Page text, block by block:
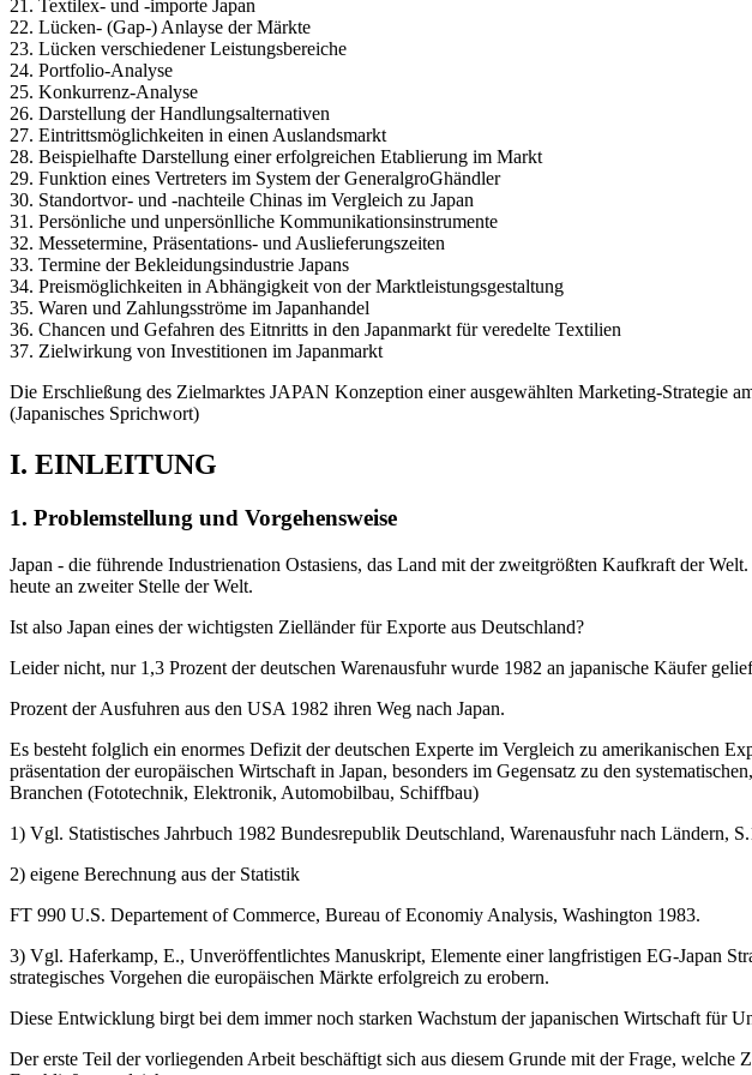
21. Textilex- und -importe Japan
22. Lücken- (Gap-) Anlayse der Märkte
23. Lücken verschiedener Leistungsbereiche
24. Portfolio-Analyse
25. Konkurrenz-Analyse
26. Darstellung der Handlungsalternativen
27. Eintrittsmöglichkeiten in einen Auslandsmarkt
28. Beispielhafte Darstellung einer erfolgreichen Etablierung im Markt
29. Funktion eines Vertreters im System der General­groGhändler
30. Standortvor- und -nachteile Chinas im Vergleich zu Japan
31. Persönliche und unpersönlliche Kommunikations­instrumente
32. Messetermine, Präsentations- und Auslieferungs­zeiten
33. Termine der Bekleidungsindustrie Japans
34. Preismöglichkeiten in Abhängigkeit von der Markt­leistungsgestaltung
35. Waren und Zahlungsströme im Japanhandel
36. Chancen und Gefahren des Eitnritts in den Japan­markt für veredelte Textilien
37. Zielwirkung von Investitionen im Japanmarkt
Die Erschließung des Zielmarktes JAPAN Konzeption einer ausgewählten Marketing-Strategie
(Japanisches Sprichwort)
I. EINLEITUNG
1. Problemstellung und Vorgehensweise
Japan - die führende Industrienation Ostasiens, das Land mit der zweitgrößten Kaufkraft der
heute an zweiter Stelle der Welt.
Ist also Japan eines der wichtigsten Zielländer für Exporte aus Deutschland?
Leider nicht, nur 1,3 Prozent der deutschen Warenausfuhr wurde 1982 an japanische Käufer
Prozent der Ausfuhren aus den USA 1982 ihren Weg nach Japan.
Es besteht folglich ein enormes Defizit der deutschen Experte im Vergleich zu amerikanischen
präsentation der europäischen Wirtschaft in Japan, besonders im Ge­gensatz zu den
Branchen (Fototechnik, Elektronik, Automobilbau, Schiffbau)
1) Vgl. Statistisches Jahrbuch 1982 Bundesrepublik Deutschland, Warenausfuhr nach Ländern,
2) eigene Berechnung aus der Statistik
FT 990 U.S. Departement of Commerce, Bureau of Economiy Analy­sis, Washington 1983.
3) Vgl. Haferkamp, E., Unveröffentlichtes Manuskript, Elemente ei­ner langfristigen EG-Japan
strategisches Vorgehen die europäischen Märkte erfolgreich zu erobern.
Diese Entwicklung birgt bei dem immer noch starken Wachstum der ja­panischen Wirtschaft für
Der erste Teil der vorliegenden Arbeit beschäftigt sich aus diesem Grunde mit der Frage,